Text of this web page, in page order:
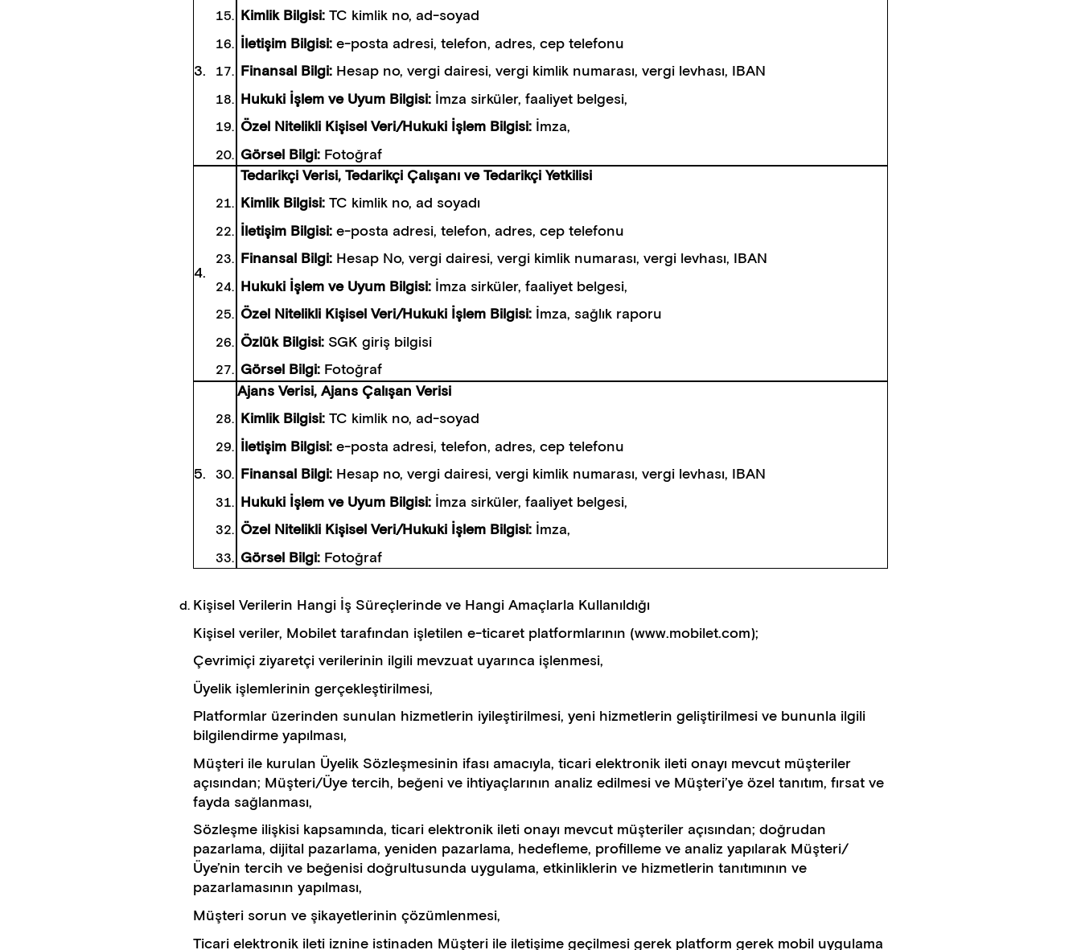
3.
Kimlik Bilgisi: TC kimlik no, ad-soyad
İletişim Bilgisi: e-posta adresi, telefon, adres, cep telefonu
Finansal Bilgi: Hesap no, vergi dairesi, vergi kimlik numarası, vergi levhası, IBAN
Hukuki İşlem ve Uyum Bilgisi: İmza sirküler, faaliyet belgesi,
Özel Nitelikli Kişisel Veri/Hukuki İşlem Bilgisi: İmza,
Görsel Bilgi: Fotoğraf
4.
Tedarikçi Verisi, Tedarikçi Çalışanı ve Tedarikçi Yetkilisi
Kimlik Bilgisi: TC kimlik no, ad soyadı
İletişim Bilgisi: e-posta adresi, telefon, adres, cep telefonu
Finansal Bilgi: Hesap No, vergi dairesi, vergi kimlik numarası, vergi levhası, IBAN
Hukuki İşlem ve Uyum Bilgisi: İmza sirküler, faaliyet belgesi,
Özel Nitelikli Kişisel Veri/Hukuki İşlem Bilgisi: İmza, sağlık raporu
Özlük Bilgisi: SGK giriş bilgisi
Görsel Bilgi: Fotoğraf
5.
Ajans Verisi, Ajans Çalışan Verisi
Kimlik Bilgisi: TC kimlik no, ad-soyad
İletişim Bilgisi: e-posta adresi, telefon, adres, cep telefonu
Finansal Bilgi: Hesap no, vergi dairesi, vergi kimlik numarası, vergi levhası, IBAN
Hukuki İşlem ve Uyum Bilgisi: İmza sirküler, faaliyet belgesi,
Özel Nitelikli Kişisel Veri/Hukuki İşlem Bilgisi: İmza,
Görsel Bilgi: Fotoğraf
Kişisel Verilerin Hangi İş Süreçlerinde ve Hangi Amaçlarla Kullanıldığı
Kişisel veriler, Mobilet tarafından işletilen e-ticaret platformlarının (www.mobilet.com);
Çevrimiçi ziyaretçi verilerinin ilgili mevzuat uyarınca işlenmesi,
Üyelik işlemlerinin gerçekleştirilmesi,
Platformlar üzerinden sunulan hizmetlerin iyileştirilmesi, yeni hizmetlerin geliştirilmesi ve bununla ilgili
bilgilendirme yapılması,
Müşteri ile kurulan Üyelik Sözleşmesinin ifası amacıyla, ticari elektronik ileti onayı mevcut müşteriler
açısından; Müşteri/Üye tercih, beğeni ve ihtiyaçlarının analiz edilmesi ve Müşteri’ye özel tanıtım, fırsat ve
fayda sağlanması,
Sözleşme ilişkisi kapsamında, ticari elektronik ileti onayı mevcut müşteriler açısından; doğrudan
pazarlama, dijital pazarlama, yeniden pazarlama, hedefleme, profilleme ve analiz yapılarak Müşteri/
Üye’nin tercih ve beğenisi doğrultusunda uygulama, etkinliklerin ve hizmetlerin tanıtımının ve
pazarlamasının yapılması,
Müşteri sorun ve şikayetlerinin çözümlenmesi,
Ticari elektronik ileti iznine istinaden Müşteri ile iletişime geçilmesi gerek platform gerek mobil uygulama